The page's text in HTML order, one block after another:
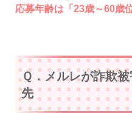
応募年齢は「23歳～60歳
Ｑ．メルレが詐欺
先